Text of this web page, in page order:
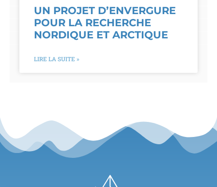
UN PROJET D’ENVERGURE
POUR LA RECHERCHE
NORDIQUE ET ARCTIQUE
LIRE LA SUITE »